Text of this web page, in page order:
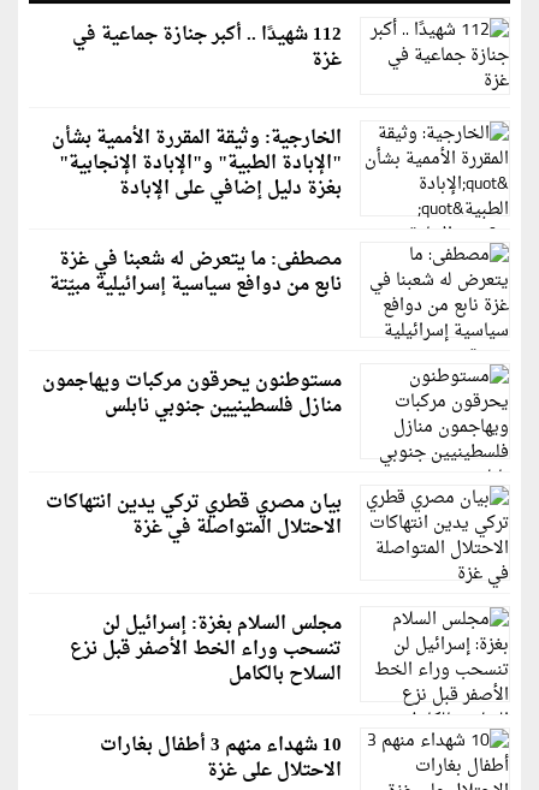
112 شهيدًا .. أكبر جنازة جماعية في
غزة
الخارجية: وثيقة المقررة الأممية بشأن
"الإبادة الطبية" و"الإبادة الإنجابية"
بغزة دليل إضافي على الإبادة
مصطفى: ما يتعرض له شعبنا في غزة
نابع من دوافع سياسية إسرائيلية مبيّتة
مستوطنون يحرقون مركبات ويهاجمون
منازل فلسطينيين جنوبي نابلس
بيان مصري قطري تركي يدين انتهاكات
الاحتلال المتواصلة في غزة
مجلس السلام بغزة: إسرائيل لن
تنسحب وراء الخط الأصفر قبل نزع
السلاح بالكامل
10 شهداء منهم 3 أطفال بغارات
الاحتلال على غزة